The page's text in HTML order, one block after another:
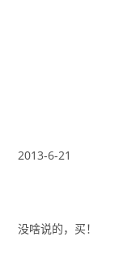
2013-6-21
没啥说的，买！